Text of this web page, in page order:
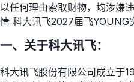
以任何理由索取财物，均涉嫌
情 科大讯飞2027届飞YOUNG
一、关于科大讯飞：
科大讯飞股份有限公司成立于